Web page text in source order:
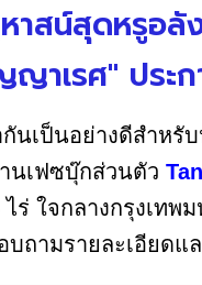
าสน์สุดหรูอลั
เรศ" ประก
นเป็นอย่างดีสำหรั
นเฟซบุ๊กส่วนตัว
ร่ ใจกลางกรุงเทพ
ถามรายละเอียดแ